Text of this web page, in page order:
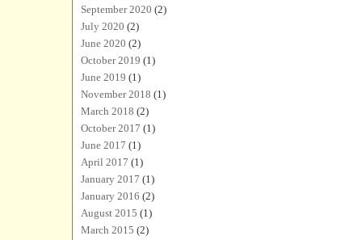
September 2020 (2)
July 2020 (2)
June 2020 (2)
October 2019 (1)
June 2019 (1)
November 2018 (1)
March 2018 (2)
October 2017 (1)
June 2017 (1)
April 2017 (1)
January 2017 (1)
January 2016 (2)
August 2015 (1)
March 2015 (2)